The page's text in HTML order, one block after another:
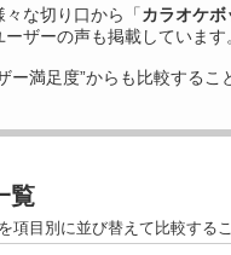
な切り口から「カラオケボ
ザーの声も掲載しています
ー満足度”からも比較するこ
覧
項目別に並び替えて比較する